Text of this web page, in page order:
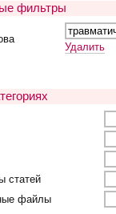
фильтры
Удалить
статей
файлы